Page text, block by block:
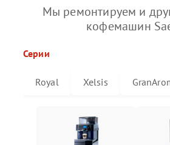
Мы ремонтируем и
кофемашин
Серии
Royal Xelsis